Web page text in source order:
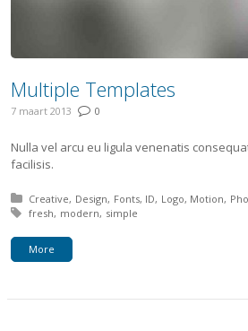
Multiple Templates
7 maart 2013 0
Nulla vel arcu eu ligula venenatis
facilisis.
Posted in:
Creative Design Fonts ID Logo Motion
Tagged with:
fresh modern simple
More